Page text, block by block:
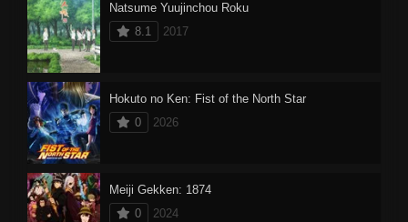
Natsume Yuujinchou Roku
8.1
2017
Hokuto no Ken: Fist of the North Star
0
2026
Meiji Gekken: 1874
0
2024